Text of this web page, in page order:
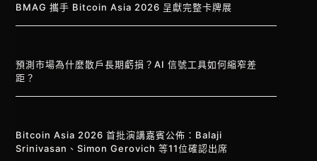
BMAG 攜手 Bitcoin Asia 2026 呈獻完整卡牌展
預測市場為什麼散戶長期虧損？AI 信號工具如何縮窄差
距？
Bitcoin Asia 2026 首批演講嘉賓公佈：Balaji
Srinivasan、Simon Gerovich 等11位確認出席